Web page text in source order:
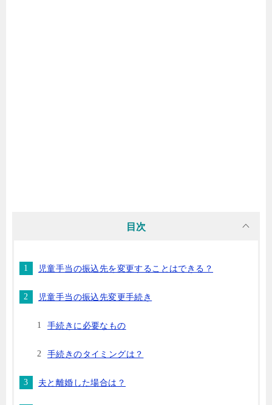
目次
児童手当の振込先を変更することはできる？
児童手当の振込先変更手続き
手続きに必要なもの
手続きのタイミングは？
夫と離婚した場合は？